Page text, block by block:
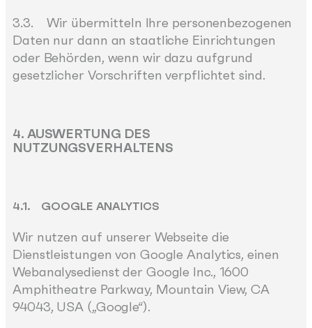
3.3. Wir übermitteln Ihre personenbezogenen
Daten nur dann an staatliche Einrichtungen
oder Behörden, wenn wir dazu aufgrund
gesetzlicher Vorschriften verpflichtet sind.
4. AUSWERTUNG DES
NUTZUNGSVERHALTENS
4.1. GOOGLE ANALYTICS
Wir nutzen auf unserer Webseite die
Dienstleistungen von Google Analytics, einen
Webanalysedienst der Google Inc., 1600
Amphitheatre Parkway, Mountain View, CA
94043, USA („Google“).